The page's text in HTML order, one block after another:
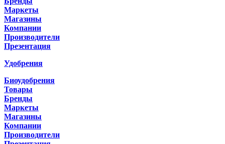
Маркеты
Магазины
Компании
Производители
Презентация
Удобрения
Биоудобрения
Товары
Бренды
Маркеты
Магазины
Компании
Производители